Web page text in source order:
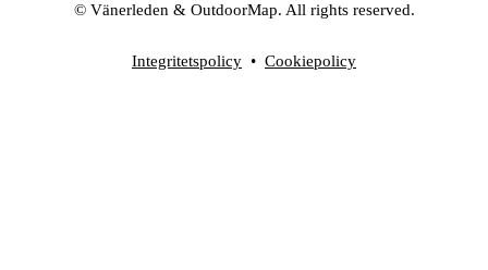
© Vänerleden & OutdoorMap. All rights reserved.
Integritetspolicy • Cookiepolicy